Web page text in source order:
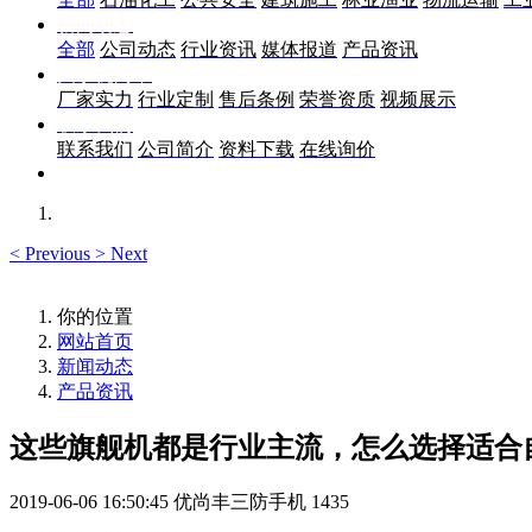
全部 公司动态 行业资讯 媒体报道 产品资讯
厂家实力 行业定制 售后条例 荣誉资质 视频展示
联系我们 公司简介 资料下载 在线询价
< Previous > Next
你的位置
网站首页
新闻动态
产品资讯
这些旗舰机都是行业主流，怎么选择适合
2019-06-06 16:50:45 优尚丰三防手机 1435